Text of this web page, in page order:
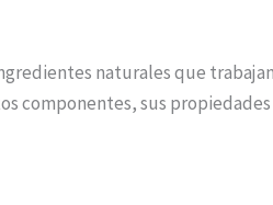
naturales que
componentes, sus